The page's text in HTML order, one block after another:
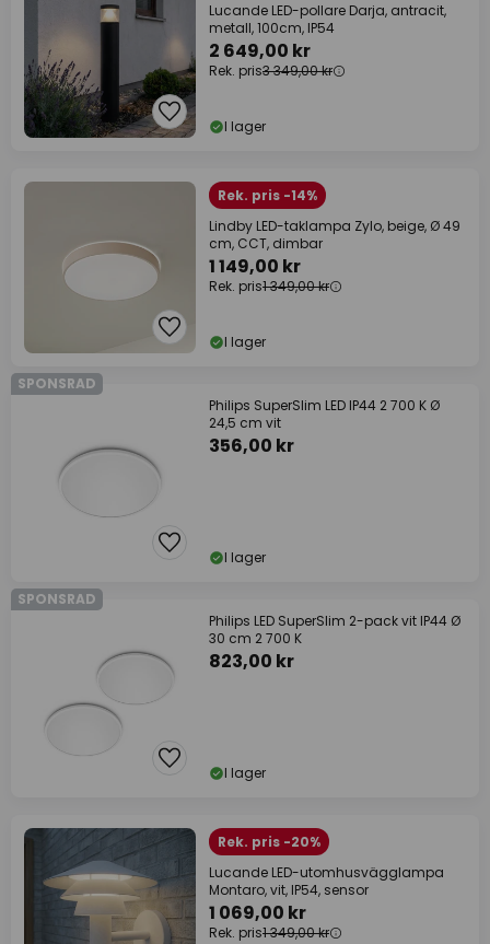
Lucande LED-pollare Darja, antracit,
metall, 100cm, IP54
2 649,00 kr
Rek. pris3 349,00 kr
I lager
Rek. pris -14%
Lindby LED-taklampa Zylo, beige, Ø 49
cm, CCT, dimbar
1 149,00 kr
Rek. pris1 349,00 kr
I lager
SPONSRAD
Philips SuperSlim LED IP44 2 700 K Ø
24,5 cm vit
356,00 kr
I lager
SPONSRAD
Philips LED SuperSlim 2-pack vit IP44 Ø
30 cm 2 700 K
823,00 kr
I lager
Rek. pris -20%
Lucande LED-utomhusvägglampa
Montaro, vit, IP54, sensor
1 069,00 kr
Rek. pris1 349,00 kr